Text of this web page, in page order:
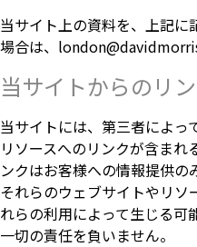
当サイト上の資料を、上記
場合は、
当サイトからのリ
当サイトには、第三者によっ
リソースへのリンクが含まれ
ンクはお客様への情報提供の
それらのウェブサイトやリソ
れらの利用によって生じる可
一切の責任を負いません。